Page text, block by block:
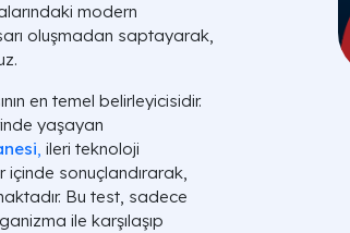
modern
oluşmadan saptayarak,
en temel belirleyicisidir.
yaşayan
, ileri teknoloji
sonuçlandırarak,
Bu test, sadece
ile karşılaşıp